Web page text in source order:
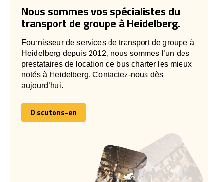
Nous sommes vos spécialistes du
transport de groupe à Heidelberg.
Fournisseur de services de transport de groupe à
Heidelberg depuis 2012, nous sommes l’un des
prestataires de location de bus charter les mieux
notés à Heidelberg. Contactez-nous dès
aujourd’hui.
Discutons-en
Discutons-en